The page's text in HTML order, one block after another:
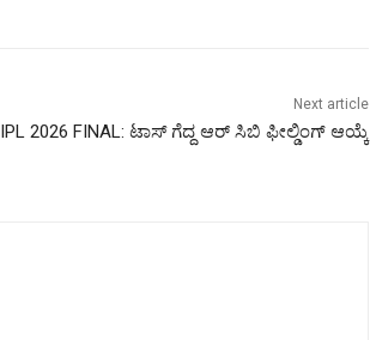
Next article
IPL 2026 FINAL: ಟಾಸ್ ಗೆದ್ದ ಆರ್ ಸಿಬಿ ಫೀಲ್ಡಿಂಗ್ ಆಯ್ಕೆ